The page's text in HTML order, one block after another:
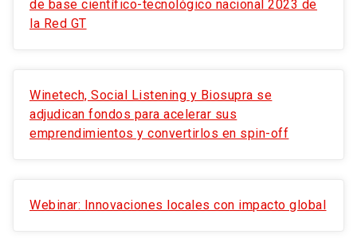
de base científico-tecnológico nacional 2023 de
la Red GT
Winetech, Social Listening y Biosupra se
adjudican fondos para acelerar sus
emprendimientos y convertirlos en spin-off
Webinar: Innovaciones locales con impacto global